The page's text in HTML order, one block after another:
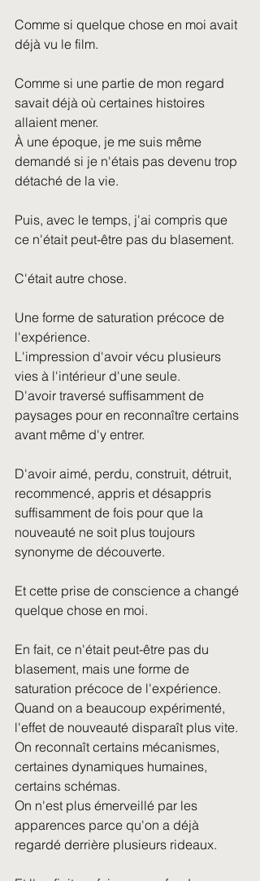
Comme si quelque chose en moi avait
déjà vu le film.
Comme si une partie de mon regard
savait déjà où certaines histoires
allaient mener.
À une époque, je me suis même
demandé si je n'étais pas devenu trop
détaché de la vie.
Puis, avec le temps, j'ai compris que
ce n'était peut-être pas du blasement.
C'était autre chose.
Une forme de saturation précoce de
l'expérience.
L'impression d'avoir vécu plusieurs
vies à l'intérieur d'une seule.
D'avoir traversé suffisamment de
paysages pour en reconnaître certains
avant même d'y entrer.
D'avoir aimé, perdu, construit, détruit,
recommencé, appris et désappris
suffisamment de fois pour que la
nouveauté ne soit plus toujours
synonyme de découverte.
Et cette prise de conscience a changé
quelque chose en moi.
En fait, ce n'était peut-être pas du
blasement, mais une forme de
saturation précoce de l'expérience.
Quand on a beaucoup expérimenté,
l'effet de nouveauté disparaît plus vite.
On reconnaît certains mécanismes,
certaines dynamiques humaines,
certains schémas.
On n'est plus émerveillé par les
apparences parce qu'on a déjà
regardé derrière plusieurs rideaux.